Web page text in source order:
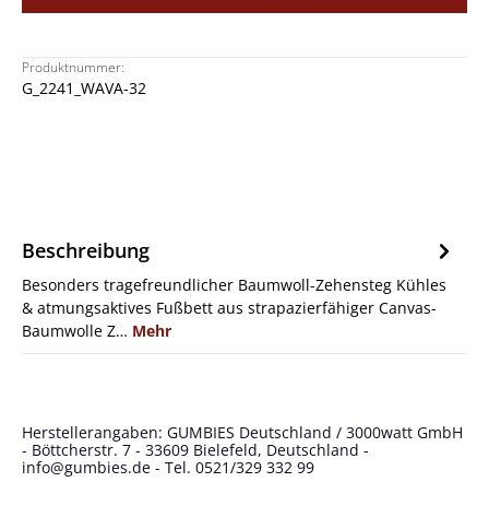
Produktnummer:
G_2241_WAVA-32
Beschreibung
Besonders tragefreundlicher Baumwoll-Zehensteg Kühles
& atmungsaktives Fußbett aus strapazierfähiger Canvas-
Baumwolle Z… Mehr
Herstellerangaben: GUMBIES Deutschland / 3000watt GmbH
- Böttcherstr. 7 - 33609 Bielefeld, Deutschland -
info@gumbies.de - Tel. 0521/329 332 99